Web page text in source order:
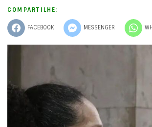
COMPARTILHE:
FACEBOOK MESSENGER